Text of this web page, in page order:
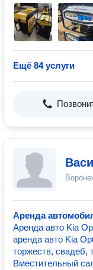
Ещё 84 услуги
Аренда
Аренда авто Kia
аренда авто Kia
торжеств, свадеб,
Вместительный